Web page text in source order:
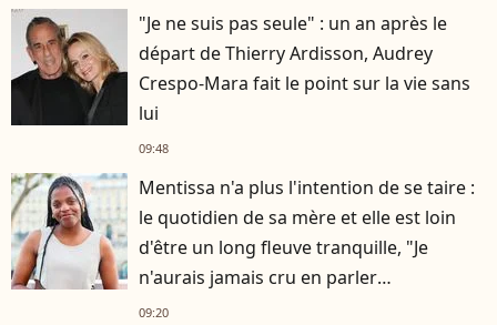
"Je ne suis pas seule" : un an après le
départ de Thierry Ardisson, Audrey
Crespo-Mara fait le point sur la vie sans
lui
09:48
Mentissa n'a plus l'intention de se taire :
le quotidien de sa mère et elle est loin
d'être un long fleuve tranquille, "Je
n'aurais jamais cru en parler
publiquement"
09:20